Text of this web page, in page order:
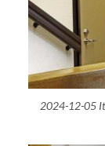
2024-12-05